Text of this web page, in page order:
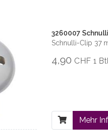
3260007
Schnulli-Clip 37
4,90 CHF 1
Mehr